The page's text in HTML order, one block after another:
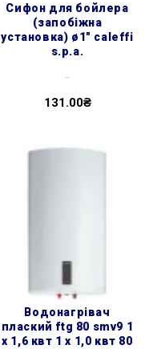
сифон для бойлера
(запобіжна
установка) ø1″ caleffi
s.p.a.
131.00₴
водонагрівач
плаский ftg 80 smv9 1
х 1,6 квт 1 х 1,0 квт 80